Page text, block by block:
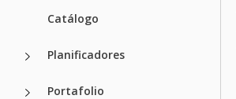
Catálogo
Planificadores
Portafolio